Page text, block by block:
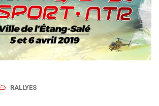
RALLYES